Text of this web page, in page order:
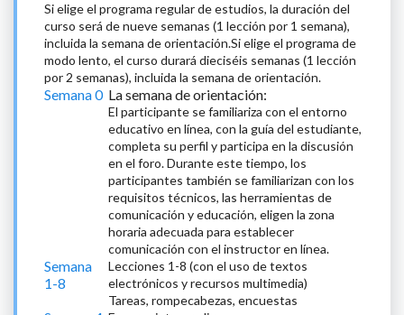
Si elige el programa regular de estudios, la duración del
curso será de nueve semanas (1 lección por 1 semana),
incluida la semana de orientación.Si elige el programa de
modo lento, el curso durará dieciséis semanas (1 lección
por 2 semanas), incluida la semana de orientación.
Semana 0 La semana de orientación:
El participante se familiariza con el entorno
educativo en línea, con la guía del estudiante,
completa su perfil y participa en la discusión
en el foro. Durante este tiempo, los
participantes también se familiarizan con los
requisitos técnicos, las herramientas de
comunicación y educación, eligen la zona
horaria adecuada para establecer
comunicación con el instructor en línea.
Semana
1-8
Lecciones 1-8 (con el uso de textos
electrónicos y recursos multimedia)
Tareas, rompecabezas, encuestas